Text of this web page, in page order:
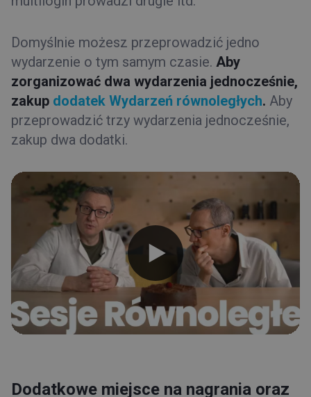
Domyślnie możesz przeprowadzić jedno
wydarzenie o tym samym czasie. Aby
zorganizować dwa wydarzenia jednocześnie,
zakup dodatek Wydarzeń równoległych. Aby
przeprowadzić trzy wydarzenia jednocześnie,
zakup dwa dodatki.
Dodatkowe miejsce na nagrania oraz